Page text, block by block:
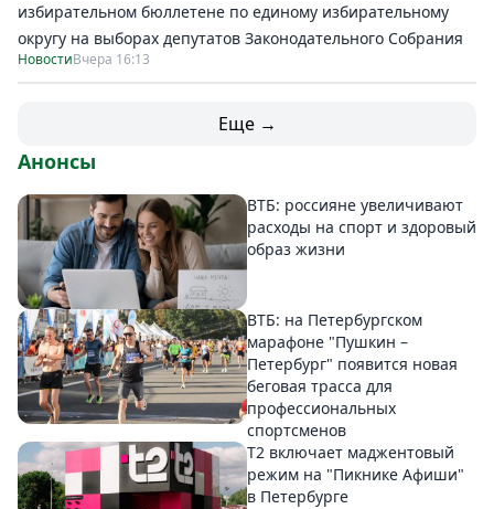
избирательном бюллетене по единому избирательному
округу на выборах депутатов Законодательного Собрания
НовостиВчера 16:13
Еще →
Анонсы
ВТБ: россияне увеличивают
расходы на спорт и здоровый
образ жизни
ВТБ: на Петербургском
марафоне "Пушкин –
Петербург" появится новая
беговая трасса для
профессиональных
спортсменов
Т2 включает маджентовый
режим на "Пикнике Афиши"
в Петербурге